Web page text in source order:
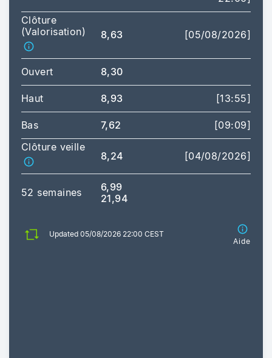
Clôture
(Valorisation)
8,63 [05/08/2026]
Ouvert 8,30
Haut 8,93 [13:55]
Bas 7,62
[09:09]
Clôture veille
8,24 [04/08/2026]
52 semaines
6,99
21,94
Updated 05/08/2026 22:00 CEST
Aide